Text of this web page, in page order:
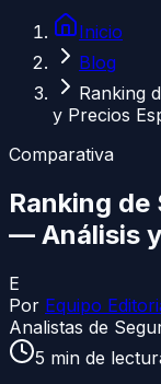
Inicio
Blog
Ranking
y Precios
Comparativa
Ranking
— Análisis
E
Por Equipo
Analistas de
5 min de